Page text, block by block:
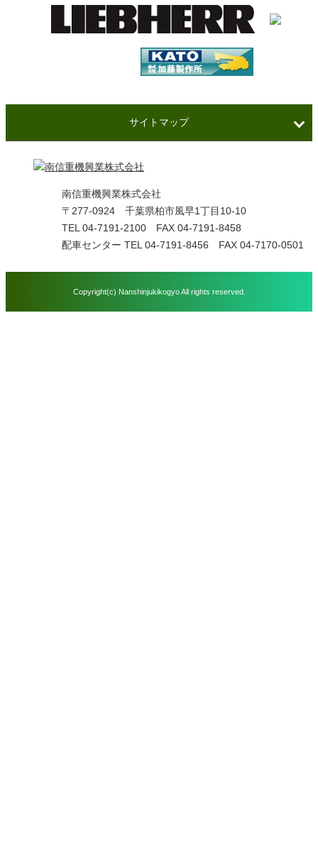
サイトマップ
南信重機興業株式会社
〒277-0924 千葉県柏市風早1丁目10-10
TEL 04-7191-2100 FAX 04-7191-8458
配車センター TEL 04-7191-8456 FAX 04-7170-0501
Copyright(c) Nanshinjukikogyo All rights reserved.